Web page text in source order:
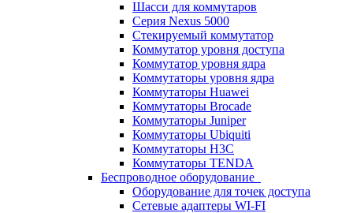
Шасси для коммутаров
Серия Nexus 5000
Стекируемый коммутатор
Коммутатор уровня доступа
Коммутатор уровня ядра
Коммутаторы уровня ядра
Коммутаторы Huawei
Коммутаторы Brocade
Коммутаторы Juniper
Коммутаторы Ubiquiti
Коммутаторы H3C
Коммутаторы TENDA
Беспроводное оборудование
Оборудование для точек доступа
Сетевые адаптеры WI-FI